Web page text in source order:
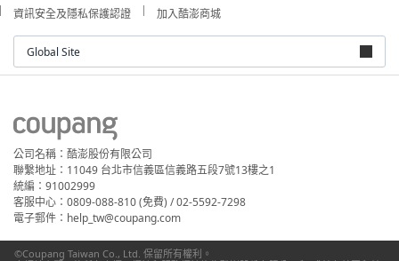
資訊安全及隱私保護認證
加入酷澎商城
Global Site
公司名稱：酷澎股份有限公司
聯繫地址：11049 台北市信義區信義路五段7號13樓之1
統編：91002999
客服中心：0809-088-810 (免費) / 02-5592-7298
電子郵件：help_tw@coupang.com
©Coupang Taiwan Co., Ltd. 保留所有權利。